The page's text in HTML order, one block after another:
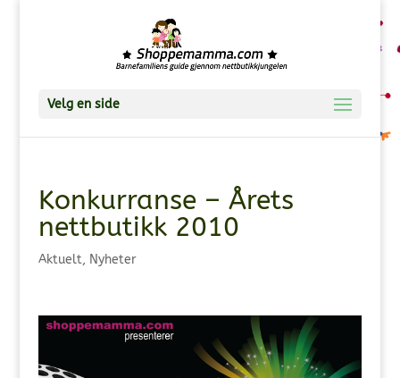
Velg en side
Konkurranse – Årets
nettbutikk 2010
Aktuelt, Nyheter